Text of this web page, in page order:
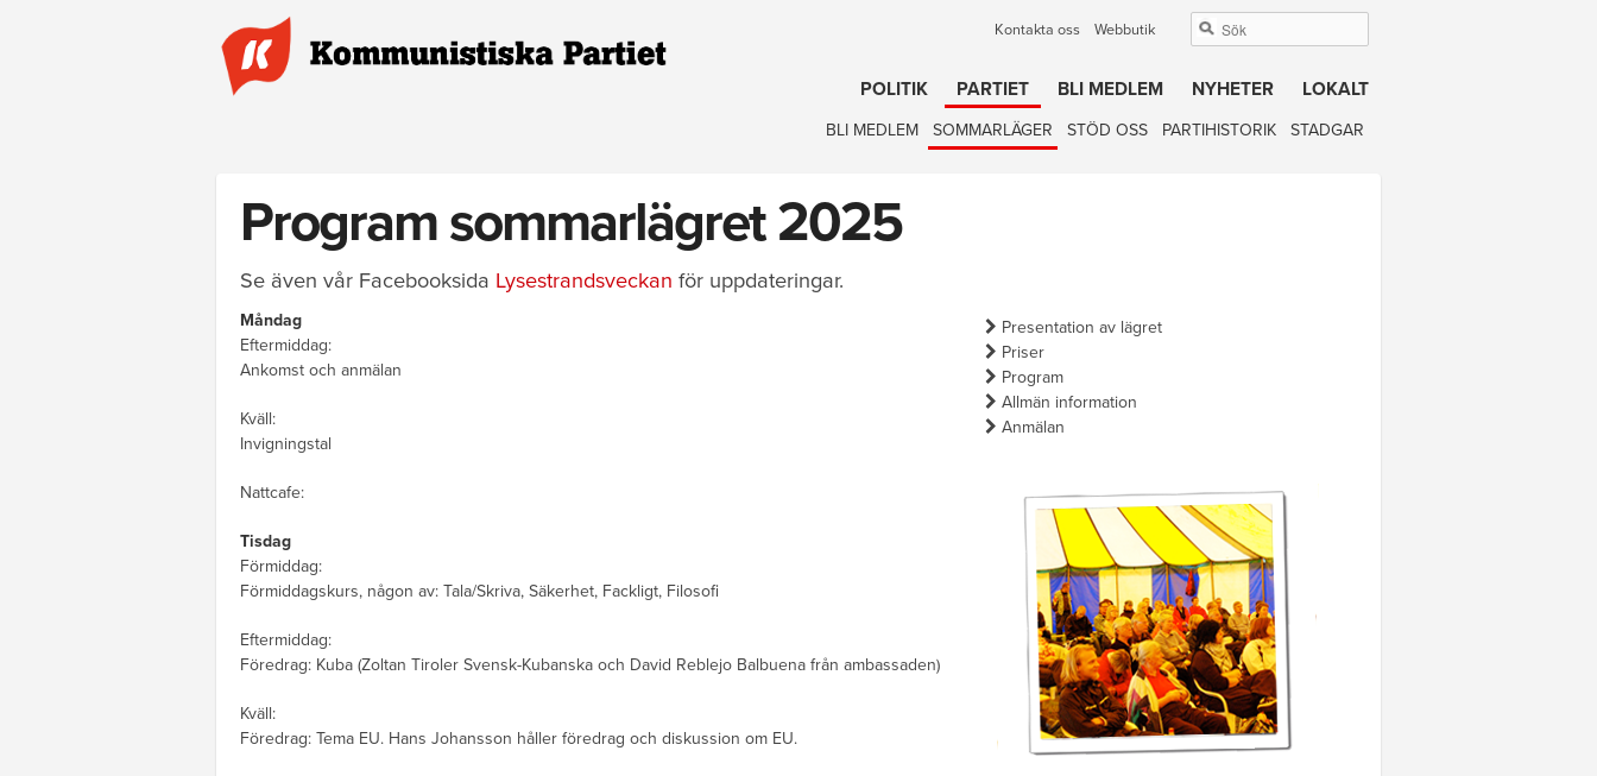
Kontakta oss Webbutik
POLITIK PARTIET BLI MEDLEM NYHETER LOKALT
BLI MEDLEM SOMMARLÄGER STÖD OSS PARTIHISTORIK STADGAR
Program sommarlägret 2025
Se även vår Facebooksida Lysestrandsveckan för uppdateringar.
Måndag
Eftermiddag:
Ankomst och anmälan
Kväll:
Invigningstal
Nattcafe:
Tisdag
Förmiddag:
Förmiddagskurs, någon av: Tala/Skriva, Säkerhet, Fackligt, Filosofi
Eftermiddag:
Föredrag: Kuba (Zoltan Tiroler Svensk-Kubanska och David Reblejo Balbuena från ambassaden)
Kväll:
Föredrag: Tema EU. Hans Johansson håller föredrag och diskussion om EU.
Presentation av lägret
Priser
Program
Allmän information
Anmälan